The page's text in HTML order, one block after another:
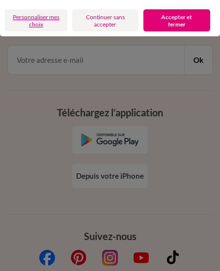
en vous inscrivant à la newsletter
dès 20€ d’achat
conditions dans votre email de confirmation
Ok
Suivez-nous
Téléchargez l’application
Depuis votre iPhone
Personnaliser mes
choix
Continuer sans
accepter
Accepter et
fermer